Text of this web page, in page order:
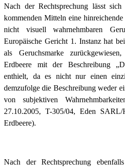
Nach der Rechtsprechung lässt
kommenden Mitteln eine
nicht visuell wahrnehmbaren
Europäische Gericht 1. Instanz hat
als Geruchsmarke
Erdbeere mit der Beschreibung
enthielt, da es nicht nur einen
demzufolge die Beschreibung weder
von subjektiven
27.10.2005, T-305/04, Eden
Erdbeere).
Nach der Rechtsprechung